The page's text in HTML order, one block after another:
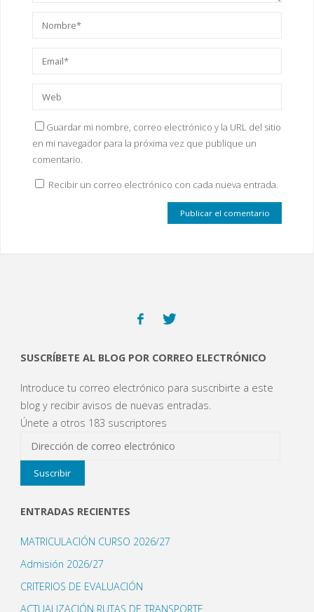
Guardar mi nombre, correo electrónico y la URL del sitio
en mi navegador para la próxima vez que publique un
comentario.
Recibir un correo electrónico con cada nueva entrada.
SUSCRÍBETE AL BLOG POR CORREO ELECTRÓNICO
Introduce tu correo electrónico para suscribirte a este
blog y recibir avisos de nuevas entradas.
Únete a otros 183 suscriptores
correo
Suscribir
ENTRADAS RECIENTES
MATRICULACIÓN CURSO 2026/27
Admisión 2026/27
CRITERIOS DE EVALUACIÓN
ACTUALIZACIÓN RUTAS DE TRANSPORTE